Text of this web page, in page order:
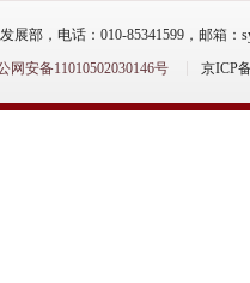
展部，电话：010-85341599，邮箱：
网安备11010502030146号
京ICP